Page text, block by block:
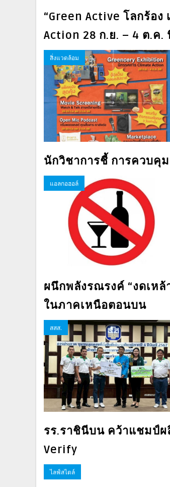
“Green Active โลกร้อ
Action 28 ก.ย. – 4 ต.ค.
สิ่งแวดล้อม
นักวิชาการชี้ การควบคุม
แอลกอฮอล์
ผนึกพลังรณรงค์ “งดเห
ในภาคเหนือตอนบน
สสส.
รร.ราชินีบน คว้าแชมป์ผ
Verify
ไลฟ์สไตล์